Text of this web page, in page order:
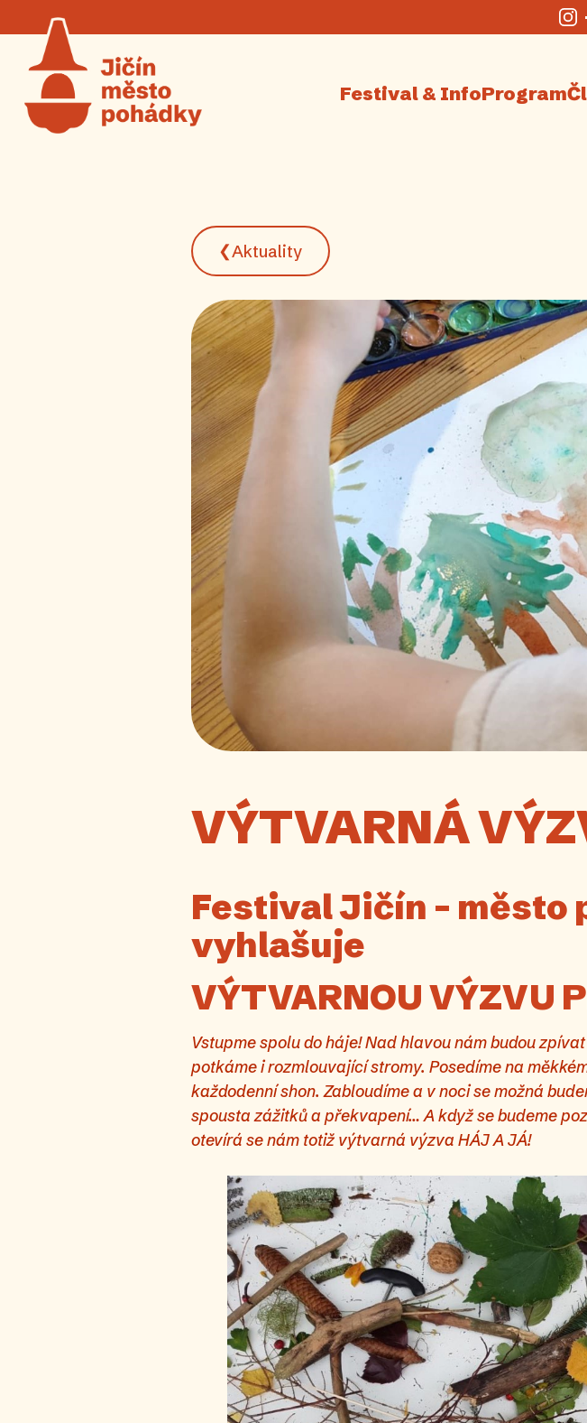
Festival & InfoProgram
❮Aktuality
VÝTVARNÁ
Festival Jičín – město
vyhlašuje
VÝTVARNOU VÝZVU
Vstupme spolu do háje! Nad hlavou nám budou
potkáme i rozmlouvající stromy. Posedíme na
každodenní shon. Zabloudíme a v noci se možná
spousta zážitků a překvapení… A když se budeme
otevírá se nám totiž výtvarná výzva HÁJ A JÁ!